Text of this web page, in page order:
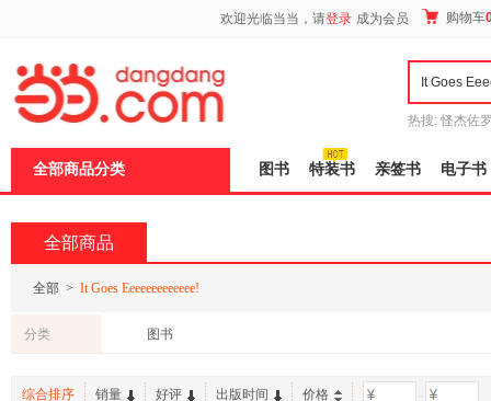
欢迎光临当当，请登录 成为会员 购物车
热搜: 怪杰佐
全部商品分类 图书 特装书 亲签书 电子书
全部商品
全部 > It Goes Eeeeeeeeeeeee!
分类 图书
综合排序 销量 好评 出版时间 价格 -
页
加